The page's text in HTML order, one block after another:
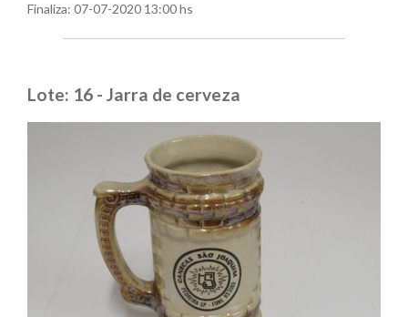
Finaliza: 07-07-2020 13:00 hs
Lote: 16 - Jarra de cerveza